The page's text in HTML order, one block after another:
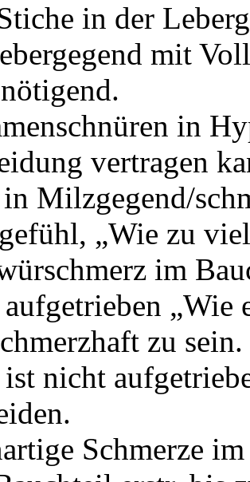
in der
mit
in
vertragen
Milzgegend/
„Wie zu viel
im
„Wie
zu sein.
nicht
Schmerze